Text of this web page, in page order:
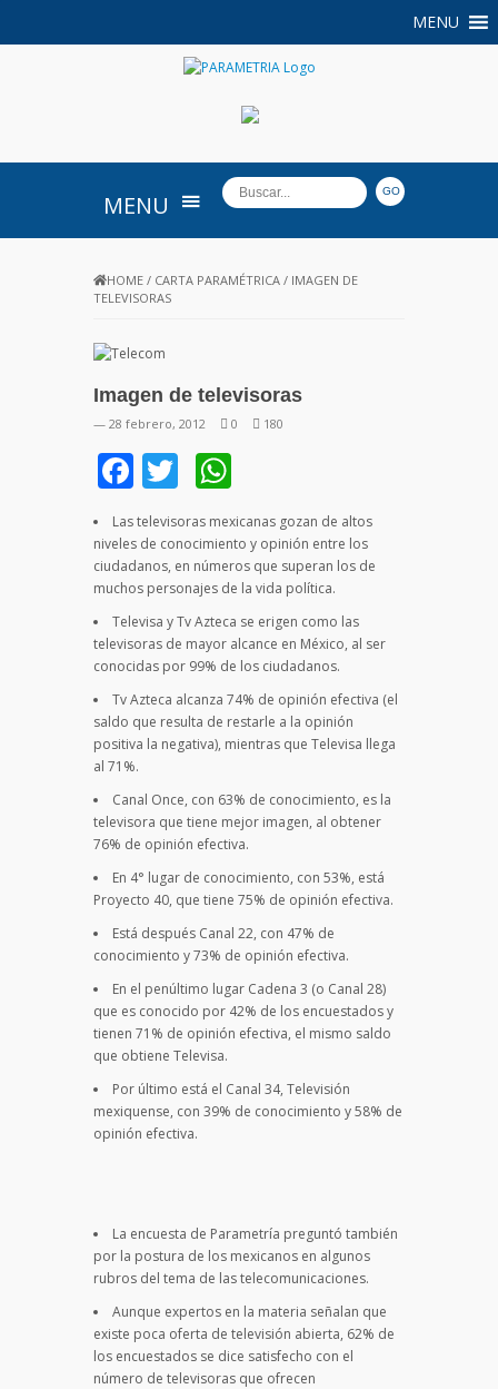
MENU
PARAMETRIA
MENU
HOME / CARTA PARAMÉTRICA / IMAGEN DE
TELEVISORAS
Imagen de televisoras
— 28 febrero, 2012 0 180
Facebook
Twitter
Las televisoras mexicanas gozan de altos
niveles de conocimiento y opinión entre los
ciudadanos, en números que superan los de
muchos personajes de la vida política.
Televisa y Tv Azteca se erigen como las
televisoras de mayor alcance en México, al ser
conocidas por 99% de los ciudadanos.
Tv Azteca alcanza 74% de opinión efectiva (el
saldo que resulta de restarle a la opinión
positiva la negativa), mientras que Televisa llega
al 71%.
Canal Once, con 63% de conocimiento, es la
televisora que tiene mejor imagen, al obtener
76% de opinión efectiva.
En 4° lugar de conocimiento, con 53%, está
Proyecto 40, que tiene 75% de opinión efectiva.
Está después Canal 22, con 47% de
conocimiento y 73% de opinión efectiva.
En el penúltimo lugar Cadena 3 (o Canal 28)
que es conocido por 42% de los encuestados y
tienen 71% de opinión efectiva, el mismo saldo
que obtiene Televisa.
Por último está el Canal 34, Televisión
mexiquense, con 39% de conocimiento y 58% de
opinión efectiva.
La encuesta de Parametría preguntó también
por la postura de los mexicanos en algunos
rubros del tema de las telecomunicaciones.
Aunque expertos en la materia señalan que
existe poca oferta de televisión abierta, 62% de
los encuestados se dice satisfecho con el
número de televisoras que ofrecen